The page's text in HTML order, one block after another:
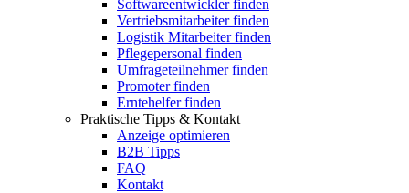
Softwareentwickler finden
Vertriebsmitarbeiter finden
Logistik Mitarbeiter finden
Pflegepersonal finden
Umfrageteilnehmer finden
Promoter finden
Erntehelfer finden
Praktische Tipps & Kontakt
Anzeige optimieren
B2B Tipps
FAQ
Kontakt